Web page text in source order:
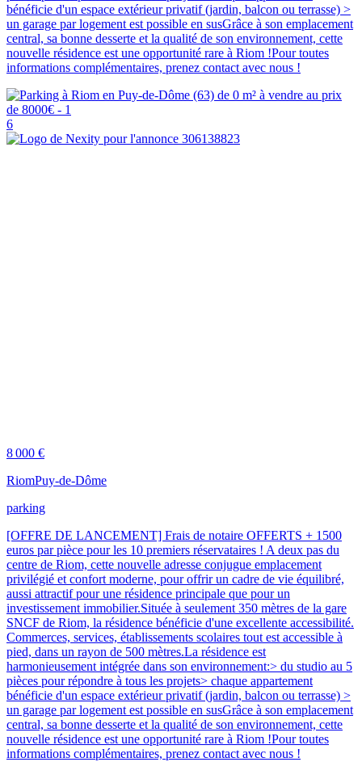
bénéficie d'un espace extérieur privatif (jardin, balcon ou terrasse) >
un garage par logement est possible en susGrâce à son emplacement
central, sa bonne desserte et la qualité de son environnement, cette
nouvelle résidence est une opportunité rare à Riom !Pour toutes
informations complémentaires, prenez contact avec nous !
6
8 000 €
RiomPuy-de-Dôme
parking
[OFFRE DE LANCEMENT] Frais de notaire OFFERTS + 1500
euros par pièce pour les 10 premiers réservataires ! A deux pas du
centre de Riom, cette nouvelle adresse conjugue emplacement
privilégié et confort moderne, pour offrir un cadre de vie équilibré,
aussi attractif pour une résidence principale que pour un
investissement immobilier.Située à seulement 350 mètres de la gare
SNCF de Riom, la résidence bénéficie d'une excellente accessibilité.
Commerces, services, établissements scolaires tout est accessible à
pied, dans un rayon de 500 mètres.La résidence est
harmonieusement intégrée dans son environnement:> du studio au 5
pièces pour répondre à tous les projets> chaque appartement
bénéficie d'un espace extérieur privatif (jardin, balcon ou terrasse) >
un garage par logement est possible en susGrâce à son emplacement
central, sa bonne desserte et la qualité de son environnement, cette
nouvelle résidence est une opportunité rare à Riom !Pour toutes
informations complémentaires, prenez contact avec nous !